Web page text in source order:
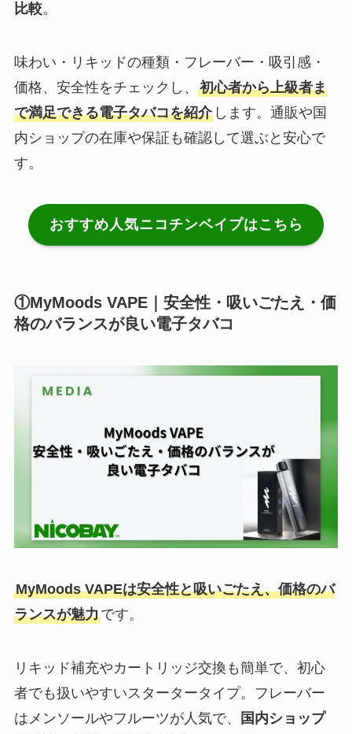
比較。
味わい・リキッドの種類・フレーバー・吸引感・
価格、安全性をチェックし、 初心者から上級者ま
で満足できる電子タバコを紹介します。通販や国
内ショップの在庫や保証も確認して選ぶと安心で
す。
おすすめ人気ニコチンベイプはこちら
①MyMoods VAPE｜安全性・吸いごたえ・価
格のバランスが良い電子タバコ
MyMoods VAPEは安全性と吸いごたえ、価格のバ
ランスが魅力です。
リキッド補充やカートリッジ交換も簡単で、初心
者でも扱いやすいスタータータイプ。フレーバー
はメンソールやフルーツが人気で、
国内ショップ